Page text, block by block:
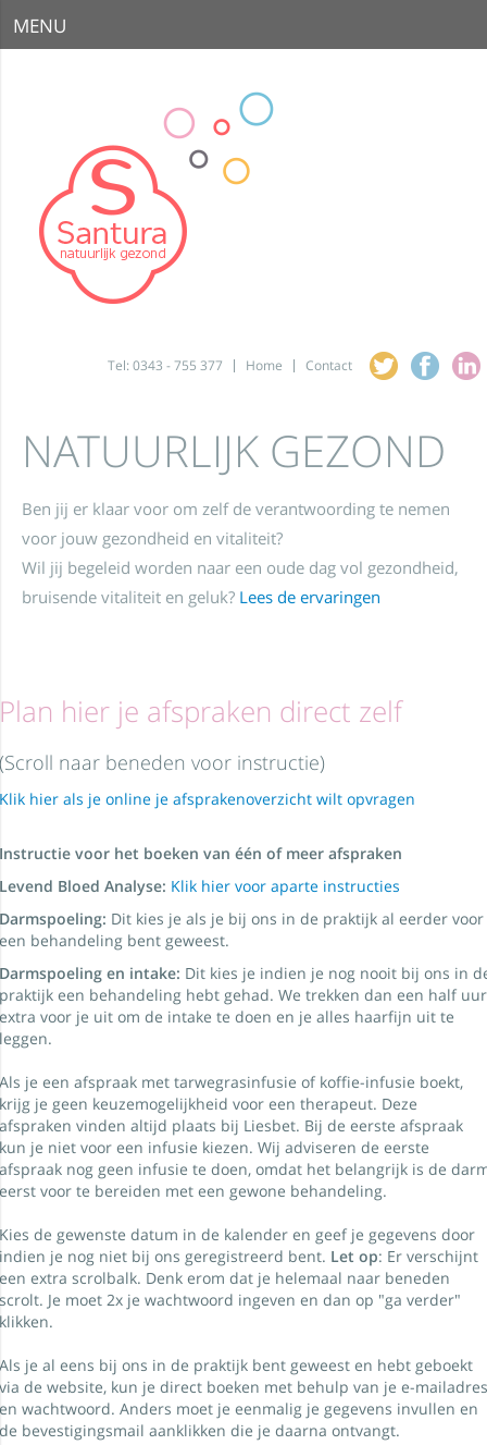
MENU
Tel: 0343 - 755 377 Home Contact
NATUURLIJK GEZOND
Ben jij er klaar voor om zelf de verantwoording te nemen
voor jouw gezondheid en vitaliteit?
Wil jij begeleid worden naar een oude dag vol gezondheid,
bruisende vitaliteit en geluk? Lees de ervaringen
Plan hier je afspraken direct zelf
(Scroll naar beneden voor instructie)
Klik hier als je online je afsprakenoverzicht wilt opvragen
Instructie voor het boeken van één of meer afspraken
Levend Bloed Analyse: Klik hier voor aparte instructies
Darmspoeling: Dit kies je als je bij ons in de praktijk al eerder voor
een behandeling bent geweest.
Darmspoeling en intake: Dit kies je indien je nog nooit bij ons in
praktijk een behandeling hebt gehad. We trekken dan een half uur
extra voor je uit om de intake te doen en je alles haarfijn uit te
leggen.
Als je een afspraak met tarwegrasinfusie of koffie-infusie boekt,
krijg je geen keuzemogelijkheid voor een therapeut. Deze
afspraken vinden altijd plaats bij Liesbet. Bij de eerste afspraak
kun je niet voor een infusie kiezen. Wij adviseren de eerste
afspraak nog geen infusie te doen, omdat het belangrijk is de
eerst voor te bereiden met een gewone behandeling.
Kies de gewenste datum in de kalender en geef je gegevens door
indien je nog niet bij ons geregistreerd bent. Let op: Er verschijnt
een extra scrolbalk. Denk erom dat je helemaal naar beneden
scrolt. Je moet 2x je wachtwoord ingeven en dan op "ga verder"
klikken.
Als je al eens bij ons in de praktijk bent geweest en hebt geboekt
via de website, kun je direct boeken met behulp van je e-
en wachtwoord. Anders moet je eenmalig je gegevens invullen en
de bevestigingsmail aanklikken die je daarna ontvangt.